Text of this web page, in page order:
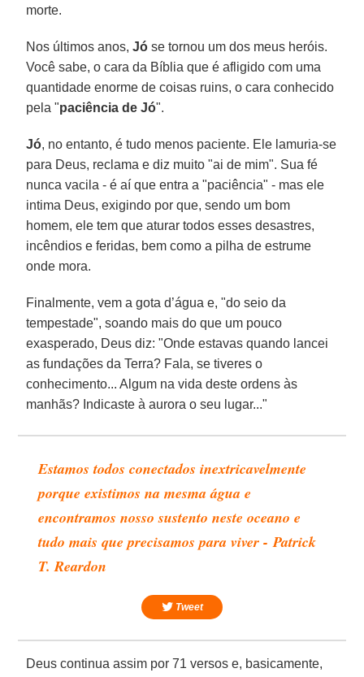
morte.
Nos últimos anos,Jó se tornou um dos meus heróis.
Você sabe, o cara da Bíblia que é afligido com uma
quantidade enorme de coisas ruins, o cara conhecido
pela "paciência de Jó".
Jó, no entanto, é tudo menos paciente. Ele lamuria-se
para Deus, reclama e diz muito "ai de mim". Sua fé
nunca vacila - é aí que entra a "paciência" - mas ele
intima Deus, exigindo por que, sendo um bom
homem, ele tem que aturar todos esses desastres,
incêndios e feridas, bem como a pilha de estrume
onde mora.
Finalmente, vem a gota d’água e, "do seio da
tempestade", soando mais do que um pouco
exasperado, Deus diz: "Onde estavas quando lancei
as fundações da Terra? Fala, se tiveres o
conhecimento... Algum na vida deste ordens às
manhãs? Indicaste à aurora o seu lugar..."
Estamos todos conectados inextricavelmente
porque existimos na mesma água e
encontramos nosso sustento neste oceano e
tudo mais que precisamos para viver - Patrick
T. Reardon
Tweet
Deus continua assim por 71 versos e, basicamente,